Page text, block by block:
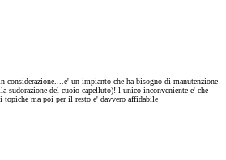
considerazione....e' un impianto che ha bisogno di manutenzione
sudorazione del cuoio capelluto)! l unico inconveniente e' che
ma poi per il resto e' davvero affidabile